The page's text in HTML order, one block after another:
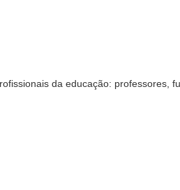
da educação: professores,